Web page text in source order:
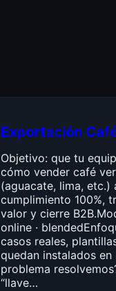
Exportación
Objetivo: que tu
cómo vender café
(aguacate, lima, etc.)
cumplimiento 100%,
valor y cierre
online ·
casos reales,
quedan instalados en
problema
“llave…